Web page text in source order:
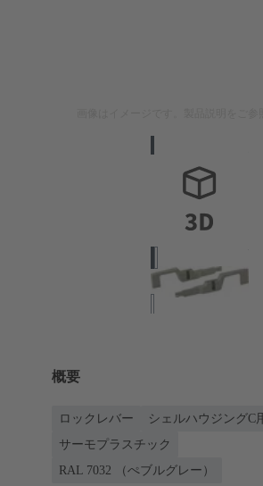
概要
ロックレバー
シェルハウジングC
サーモプラスチック
RAL 7032 （ぺブルグレー）